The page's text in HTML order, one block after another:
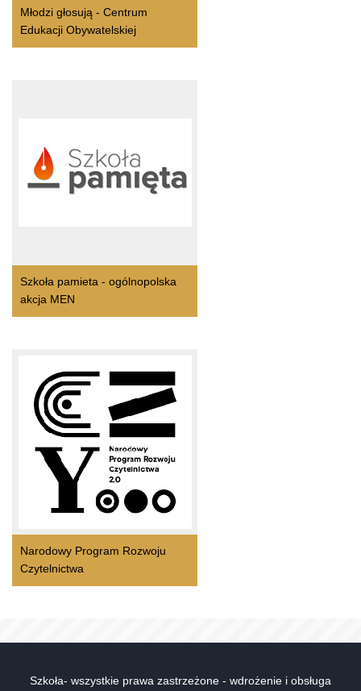
Młodzi głosują - Centrum
Edukacji Obywatelskiej
Szkoła pamieta - ogólnopolska
akcja MEN
Narodowy Program Rozwoju
Czytelnictwa
Szkoła- wszystkie prawa zastrzeżone - wdrożenie i obsługa